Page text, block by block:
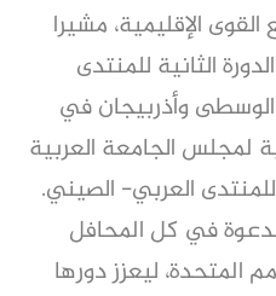
الإقليمية، مشيرا
الثانية للمنتدى
الوسطى وأذربيجان في
لمجلس الجامعة العربية
للمنتدى العربي- الصيني.
في كل المحافل
المتحدة، ليعزز دورها